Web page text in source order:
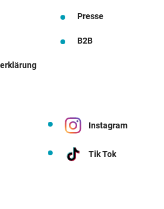
Presse
B2B
Instagram
Tik Tok